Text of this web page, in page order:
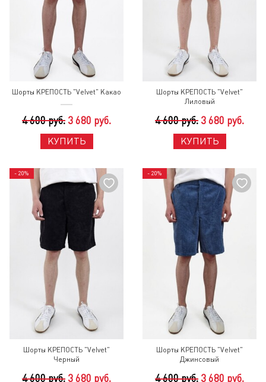
Шорты КРЕПОСТЬ "Velvet" Какао
4 600 руб. 3 680 руб.
КУПИТЬ
Шорты КРЕПОСТЬ "Velvet"
Лиловый
4 600 руб. 3 680 руб.
КУПИТЬ
- 20%
Шорты КРЕПОСТЬ "Velvet"
Черный
4 600 руб. 3 680 руб.
- 20%
Шорты КРЕПОСТЬ "Velvet"
Джинсовый
4 600 руб. 3 680 руб.